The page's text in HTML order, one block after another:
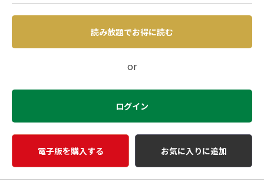
読み放題でお得に読む
or
ログイン
電子版を購入する お気に入りに追加